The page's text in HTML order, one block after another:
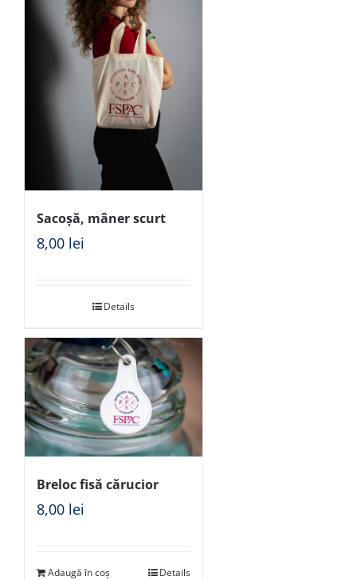
Sacoșă, mâner scurt
8,00 lei
Details
Breloc fisă cărucior
8,00 lei
Adaugă în coș Details